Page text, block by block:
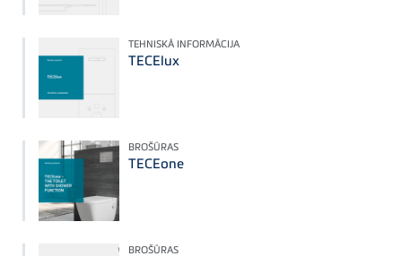
TEHNISKĀ INFORMĀCIJA
TECElux
BROŠŪRAS
TECEone
BROŠŪRAS